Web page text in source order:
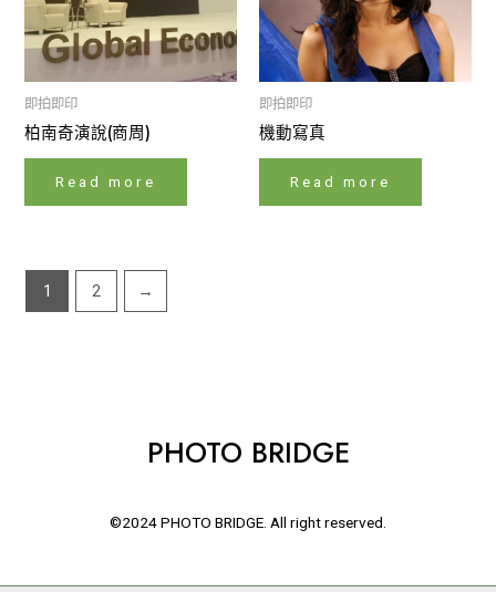
即拍即印
柏南奇演說(商周)
Read more
即拍即印
機動寫真
Read more
1 2 →
PHOTO BRIDGE
©2024 PHOTO BRIDGE. All right reserved.